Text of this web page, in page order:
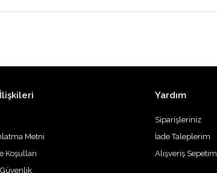
Metni
Koşulları
Yardım
Siparişleriniz
İade Taleplerim
Alışveriş Sepetim